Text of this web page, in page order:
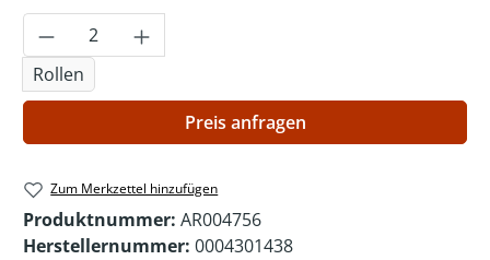
Produkt Anzahl: Gib den gewünschten
Rollen
Preis anfragen
Zum Merkzettel hinzufügen
Produktnummer: AR004756
Herstellernummer: 0004301438